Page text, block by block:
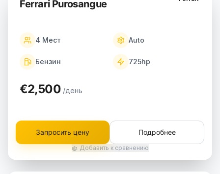
Ferrari Purosangue
4 Мест Auto
Бензин 725hp
€2,500 /день
Запросить цену Подробнее
Добавить к сравнению